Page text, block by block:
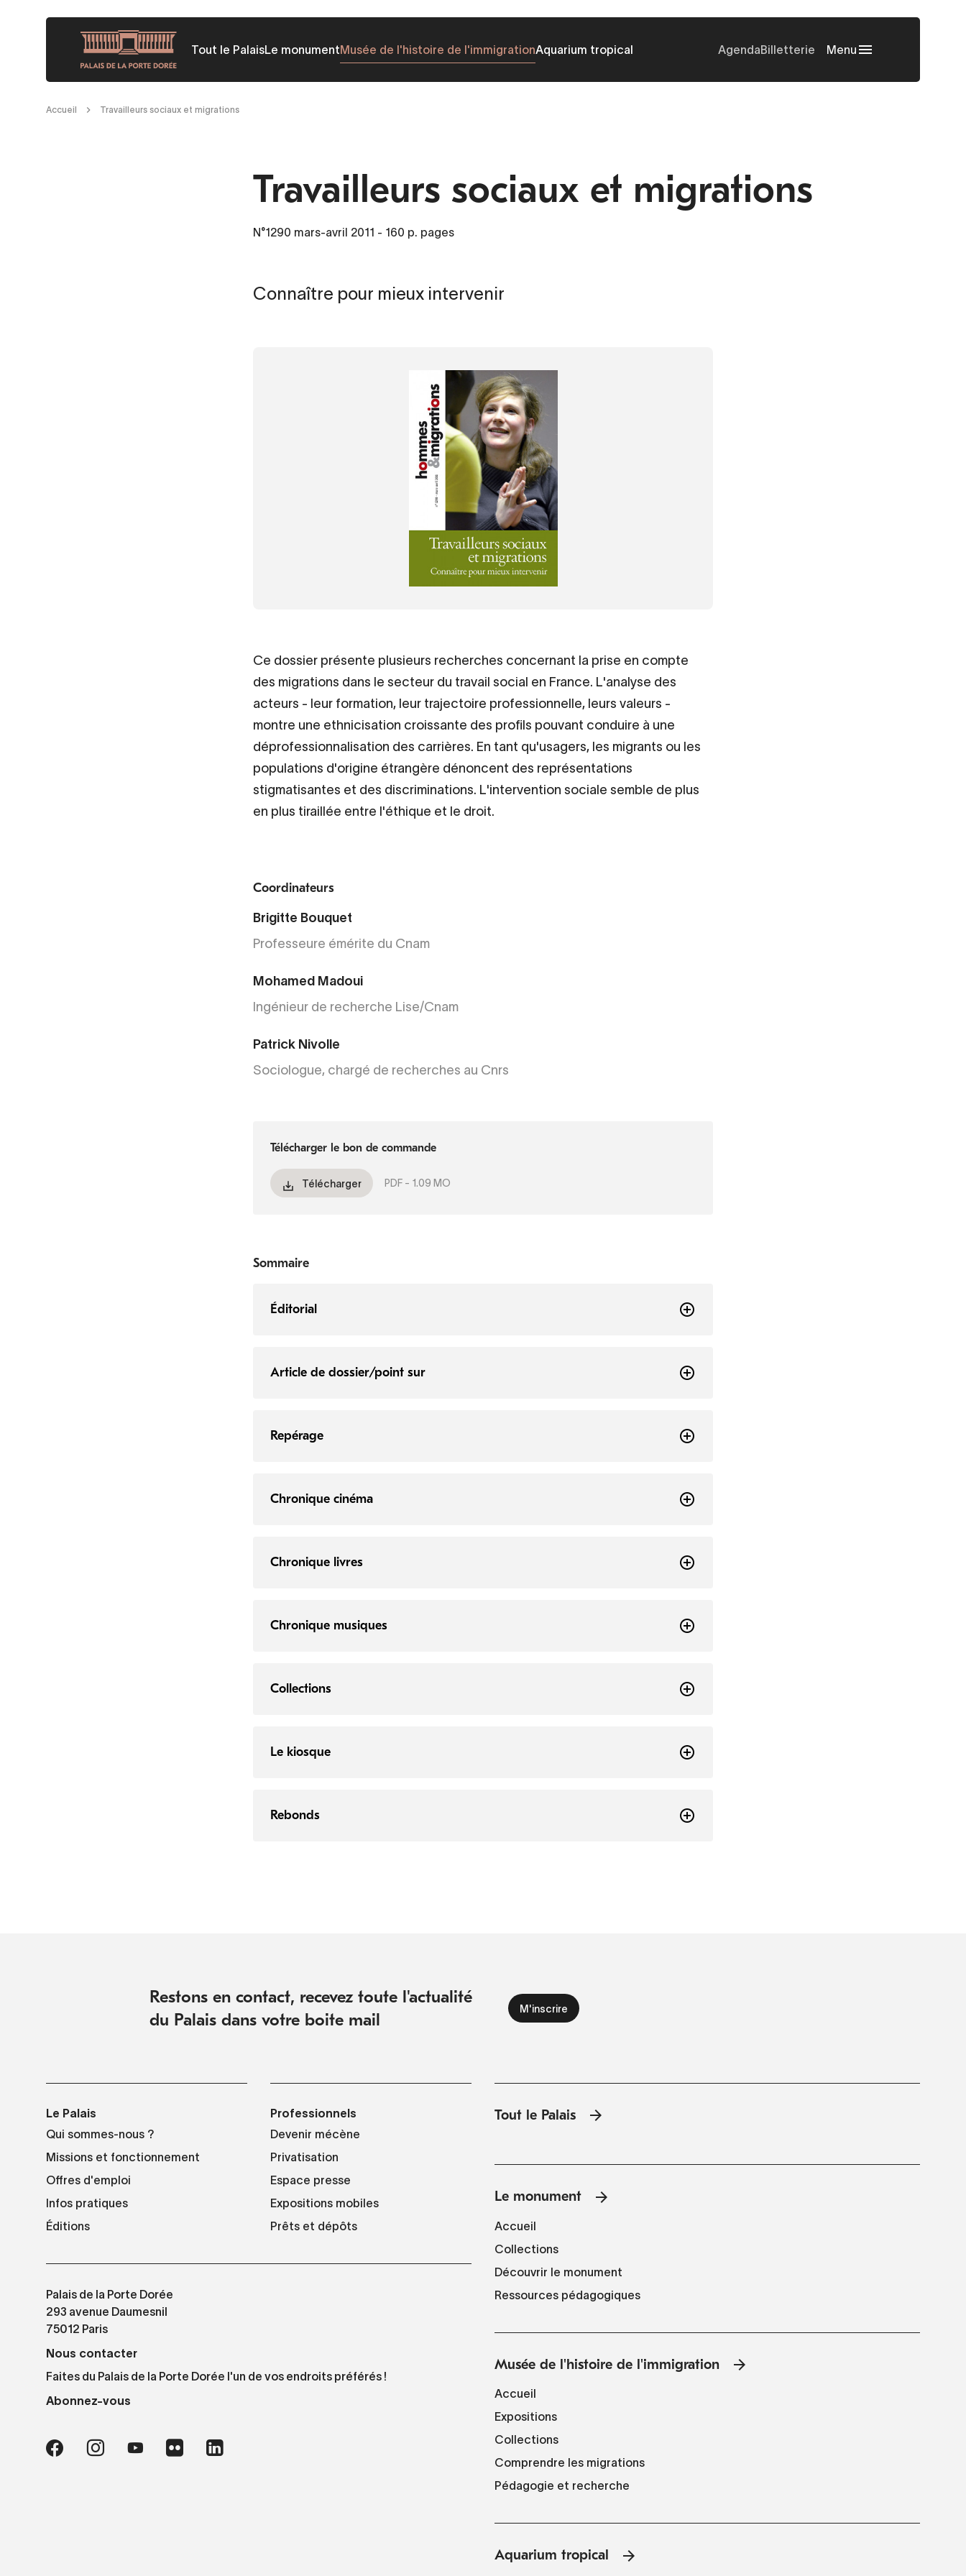
principal
Tout le PalaisLe monumentMusée de l'histoire de l'immigrationAquarium tropical AgendaBilletterie Menu
Fil
Accueil Travailleurs sociaux et migrations
Travailleurs sociaux et migrations
N°1290 mars-avril 2011 - 160 p. pages
Connaître pour mieux intervenir
Ce dossier présente plusieurs recherches concernant la prise en compte
des migrations dans le secteur du travail social en France. L'analyse des
acteurs - leur formation, leur trajectoire professionnelle, leurs valeurs -
montre une ethnicisation croissante des profils pouvant conduire à une
déprofessionnalisation des carrières. En tant qu'usagers, les migrants ou les
populations d'origine étrangère dénoncent des représentations
stigmatisantes et des discriminations. L'intervention sociale semble de plus
en plus tiraillée entre l'éthique et le droit.
Coordinateurs
Brigitte Bouquet
Professeure émérite du Cnam
Mohamed Madoui
Ingénieur de recherche Lise/Cnam
Patrick Nivolle
Sociologue, chargé de recherches au Cnrs
Télécharger le bon de commande
Télécharger PDF - 1.09 MO
Sommaire
Éditorial
Article de dossier/point sur
Repérage
Chronique cinéma
Chronique livres
Chronique musiques
Collections
Le kiosque
Rebonds
Restons en contact, recevez toute l'actualité
du Palais dans votre boite mail
Le Palais
Qui sommes-nous ?
Missions et fonctionnement
Offres d'emploi
Infos pratiques
Éditions
Professionnels
Devenir mécène
Privatisation
Espace presse
Expositions mobiles
Prêts et dépôts
Palais de la Porte Dorée
293 avenue Daumesnil
75012 Paris
Nous contacter
Faites du Palais de la Porte Dorée l'un de vos endroits préférés !
Abonnez-vous
Tout le Palais
Le monument
Accueil
Collections
Découvrir le monument
Ressources pédagogiques
Musée de l'histoire de l'immigration
Accueil
Expositions
Collections
Comprendre les migrations
Pédagogie et recherche
Aquarium tropical